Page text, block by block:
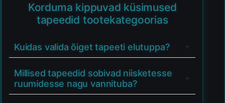
Korduma kippuvad küsimused
tapeedid tootekategoorias
Kuidas valida õiget tapeeti elutuppa?
Millised tapeedid sobivad niisketesse
ruumidesse nagu vannituba?